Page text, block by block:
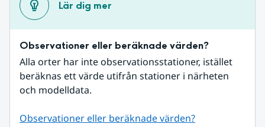
Lär dig mer
Observationer eller beräknade värden?
Alla orter har inte observationsstationer, istället
beräknas ett värde utifrån stationer i närheten
och modelldata.
Observationer eller beräknade värden?